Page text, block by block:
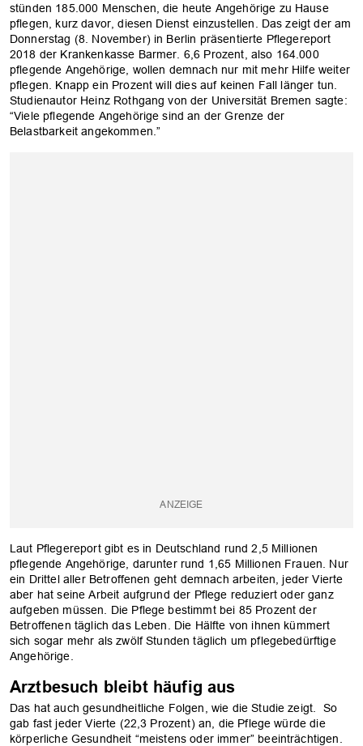
stünden 185.000 Menschen, die heute Angehörige zu Hause
pflegen, kurz davor, diesen Dienst einzustellen. Das zeigt der am
Donnerstag (8. November) in Berlin präsentierte Pflegereport
2018 der Krankenkasse Barmer. 6,6 Prozent, also 164.000
pflegende Angehörige, wollen demnach nur mit mehr Hilfe weiter
pflegen. Knapp ein Prozent will dies auf keinen Fall länger tun.
Studienautor Heinz Rothgang von der Universität Bremen sagte:
“Viele pflegende Angehörige sind an der Grenze der
Belastbarkeit angekommen.”
Laut Pflegereport gibt es in Deutschland rund 2,5 Millionen
pflegende Angehörige, darunter rund 1,65 Millionen Frauen. Nur
ein Drittel aller Betroffenen geht demnach arbeiten, jeder Vierte
aber hat seine Arbeit aufgrund der Pflege reduziert oder ganz
aufgeben müssen. Die Pflege bestimmt bei 85 Prozent der
Betroffenen täglich das Leben. Die Hälfte von ihnen kümmert
sich sogar mehr als zwölf Stunden täglich um pflegebedürftige
Angehörige.
Arztbesuch bleibt häufig aus
Das hat auch gesundheitliche Folgen, wie die Studie zeigt. So
gab fast jeder Vierte (22,3 Prozent) an, die Pflege würde die
körperliche Gesundheit “meistens oder immer” beeinträchtigen.